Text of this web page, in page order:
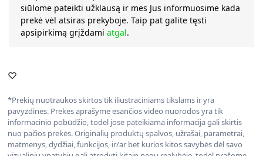
siūlome pateikti užklausą ir mes Jus informuosime kada
prekė vėl atsiras prekyboje. Taip pat galite tęsti
apsipirkimą grįždami atgal.
*Prekių nuotraukos skirtos tik iliustraciniams tikslams ir yra
pavyzdinės. Prekės aprašyme esančios video nuorodos yra tik
informacinio pobūdžio, todėl jose pateikiama informacija gali skirtis
nuo pačios prekės. Originalių produktų spalvos, užrašai, parametrai,
matmenys, dydžiai, funkcijos, ir/ar bet kurios kitos savybės dėl savo